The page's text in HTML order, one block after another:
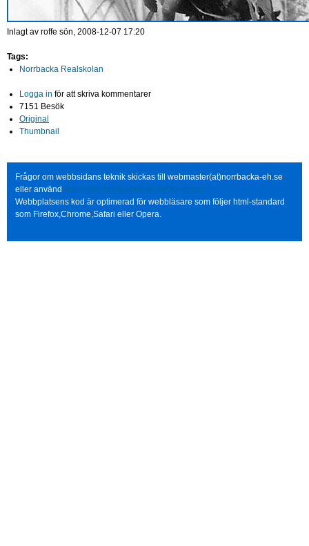
Inlagt av roffe sön, 2008-12-07 17:20
Tags:
Norrbacka Realskolan
Logga in för att skriva kommentarer
7151 Besök
Original
Thumbnail
Frågor om webbsidans teknik skickas till webmaster(at)norrbacka-eh.se
eller använd http://www.norrbacka-eh.se/?q=contact
Webbplatsens kod är optimerad för webbläsare som följer html-standard
som Firefox,Chrome,Safari eller Opera.